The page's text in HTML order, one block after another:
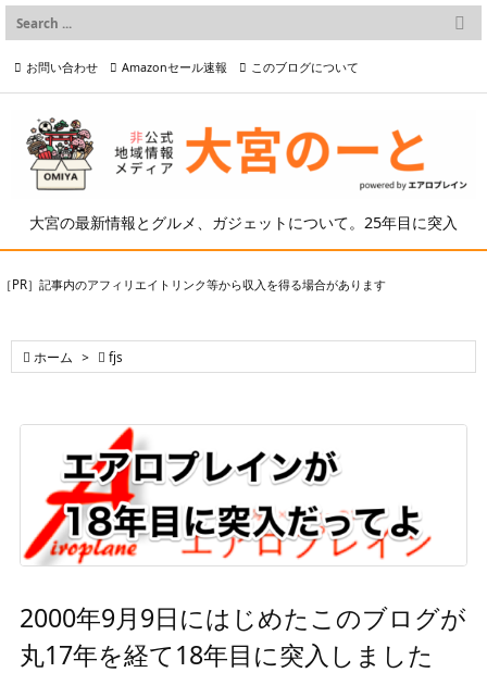
大宮の最新情報とグルメ、ガジェットについて。25年目に突入

メニュー

検索
お問い合わせ Amazonセール速報 このブログについて
プライバシーポリシー等
［PR］記事内のアフィリエイトリンク等から収入を得る場合があります
 ホーム >  fjs
2000年9月9日にはじめたこのブログが
丸17年を経て18年目に突入しました